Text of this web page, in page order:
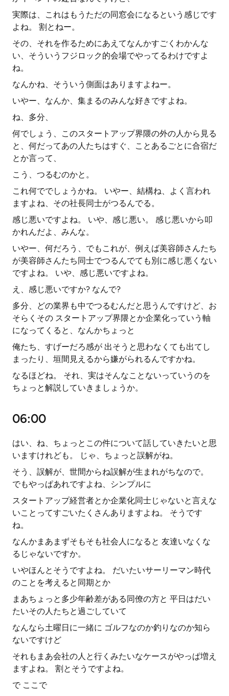
実際は、これはもうただの同窓会になるという感じです
よね。 割とねー。
その、それを作るためにあえてなんかすごくわかんな
い、そういうフジロック的会場でやってるわけですよ
ね。
なんかね、そういう側面はありますよねー。
いやー、なんか、集まるのみんな好きですよね。
ね、多分、
何でしょう、このスタートアップ界隈の外の人から見る
と、何だってあの人たちはすぐ、ことあるごとに合宿だ
とか言って、
こう、つるむのかと。
これ何ででしょうかね。 いやー、結構ね、よく言われ
ますよね、その社長同士がつるんでる。
感じ悪いですよね。 いや、感じ悪い。 感じ悪いから叩
かれんだよ、みんな。
いやー、何だろう、でもこれが、例えば美容師さんたち
が美容師さんたち同士でつるんでても別に感じ悪くない
ですよね。 いや、感じ悪いですよね。
え、感じ悪いですか? なんで?
多分、どの業界も中でつるむんだと思うんですけど、お
そらくその スタートアップ界隈とか企業化っていう軸
になってくると、なんかちょっと
俺たち、すげーだろ感が 出そうと思わなくても出てし
まったり、垣間見えるから嫌がられるんですかね。
なるほどね。 それ、実はそんなことないっていうのを
ちょっと解説していきましょうか。
06:00
はい、ね、ちょっとこの件について話していきたいと思
いますけれども。 じゃ、ちょっと誤解がね。
そう、誤解が、世間からね誤解が生まれがちなので。
でもやっぱあれですよね、シンプルに
スタートアップ経営者とか企業化同士じゃないと言えな
いことってすごいたくさんありますよね。 そうです
ね。
なんかまあまずそもそも社会人になると 友達いなくな
るじゃないですか。
いやほんとそうですよね。 だいたいサーリーマン時代
のことを考えると同期とか
まあちょっと多少年齢差がある同僚の方と 平日はだい
たいその人たちと過ごしていて
なんなら土曜日に一緒に ゴルフなのか釣りなのか知ら
ないですけど
それもまあ会社の人と行くみたいなケースがやっぱ増え
ますよね。 割とそうですよね。
で ここで